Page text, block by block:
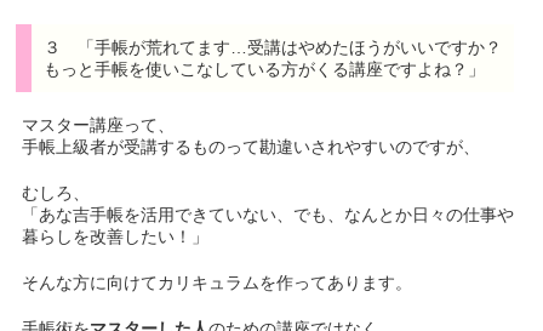
３ 「手帳が荒れてます…受講はやめたほうがいいですか？
もっと手帳を使いこなしている方がくる講座ですよね？」
マスター講座って、
手帳上級者が受講するものって勘違いされやすいのですが、
むしろ、
「あな吉手帳を活用できていない、でも、なんとか日々の仕事や
暮らしを改善したい！」
そんな方に向けてカリキュラムを作ってあります。